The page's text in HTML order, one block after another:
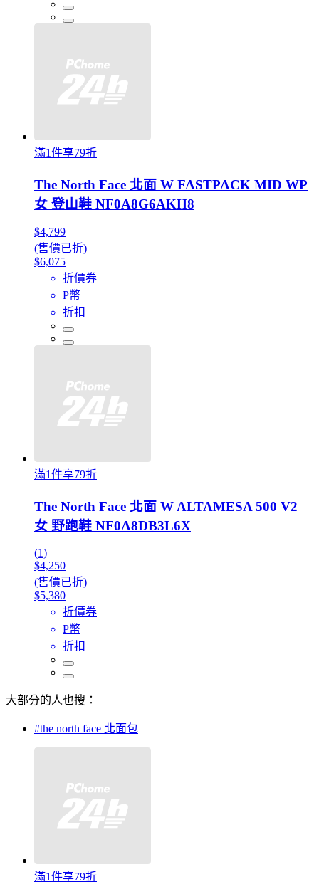
滿1件享79折
The North Face 北面 W FASTPACK MID WP
女 登山鞋 NF0A8G6AKH8
$4,799
(售價已折)
$6,075
折價券
P幣
折扣
滿1件享79折
The North Face 北面 W ALTAMESA 500 V2
女 野跑鞋 NF0A8DB3L6X
(1)
$4,250
(售價已折)
$5,380
折價券
P幣
折扣
大部分的人也搜：
#the north face 北面包
滿1件享79折